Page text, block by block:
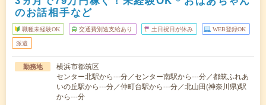
のお話相手など
職種未経験OK 交通費別途支給あり 土日祝日が休み WEB登録OK
派遣
勤務地
横浜市都筑区
センター北駅から---分／センター南駅から---分／都筑ふれあ
いの丘駅から---分／仲町台駅から---分／北山田(神奈川県)駅
から---分